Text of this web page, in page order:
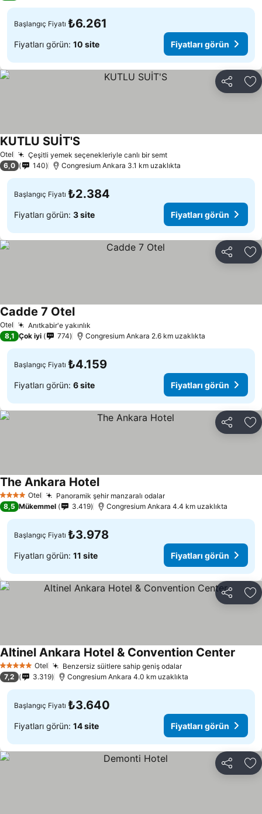
Başlangıç Fiyatı ₺6.261
Fiyatları görün: 10 site Fiyatları görün
Paylaş
Otel Çeşitli yemek seçenekleriyle canlı bir semt
KUTLU SUİT'S
6,0 140 Congresium Ankara 3.1 km uzaklıkta
Başlangıç Fiyatı ₺2.384
Fiyatları görün: 3 site Fiyatları görün
Paylaş
Otel Anıtkabir'e yakınlık
Cadde 7 Otel
8,1 Çok iyi 774 Congresium Ankara 2.6 km uzaklıkta
Başlangıç Fiyatı ₺4.159
Fiyatları görün: 6 site Fiyatları görün
Paylaş
4 Yıldız Otel Panoramik şehir manzaralı odalar
The Ankara Hotel
8,5 Mükemmel 3.419 Congresium Ankara 4.4 km uzaklıkta
Başlangıç Fiyatı ₺3.978
Fiyatları görün: 11 site Fiyatları görün
Paylaş
5 Yıldız Otel Benzersiz süitlere sahip geniş odalar
Altinel Ankara Hotel & Convention Center
7,2 3.319 Congresium Ankara 4.0 km uzaklıkta
Başlangıç Fiyatı ₺3.640
Fiyatları görün: 14 site Fiyatları görün
Paylaş